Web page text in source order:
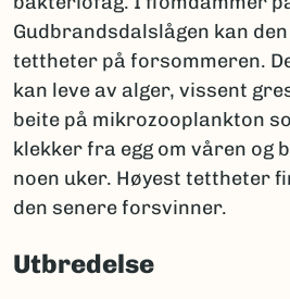
Gudbrandsdalslågen kan
tettheter på forsommeren.
kan leve av alger, vissent
beite på mikrozooplankton
klekker fra egg om våren og
noen uker. Høyest tettheter
den senere forsvinner.
Utbredelse